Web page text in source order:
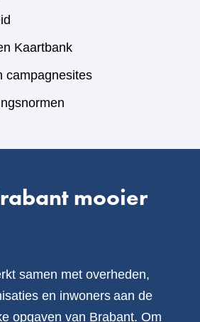
andere
website)
Kaartbank(verwijst
naar
campagnesites
mooier
samen met overheden,
en inwoners aan de
opgaven van Brabant. Om